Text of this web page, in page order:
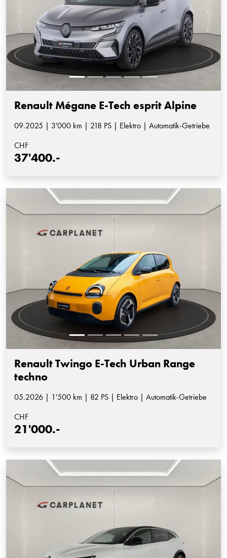
Renault Mégane E-Tech esprit Alpine
09.2025 | 3'000 km | 218 PS | Elektro | Automatik-Getriebe
CHF
37'400.-
Renault Twingo E-Tech Urban Range
techno
05.2026 | 1'500 km | 82 PS | Elektro | Automatik-Getriebe
CHF
21'000.-